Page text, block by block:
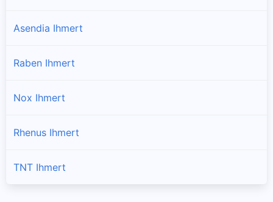
Asendia Ihmert
Raben Ihmert
Nox Ihmert
Rhenus Ihmert
TNT Ihmert